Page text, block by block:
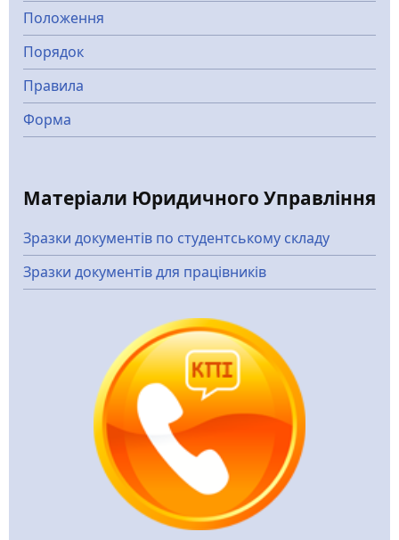
Положення
Порядок
Правила
Форма
Матеріали Юридичного Управління
Зразки документів по студентському складу
Зразки документів для працівників